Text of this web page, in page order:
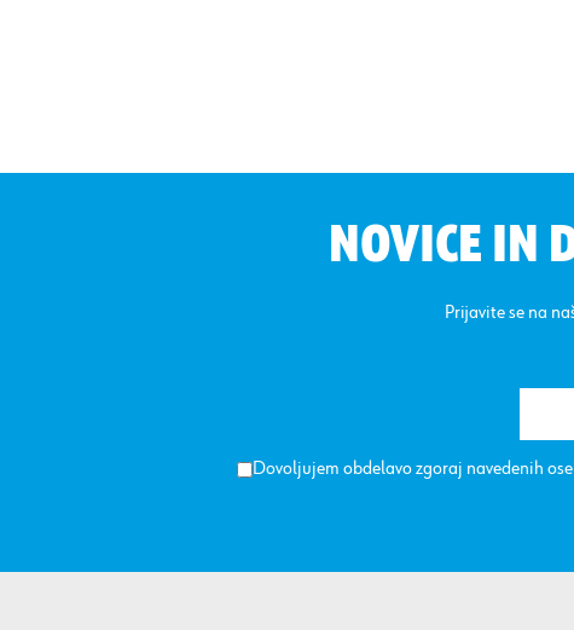
NOVICE IN
Prijavite se na
Dovoljujem obdelavo zgoraj navedenih